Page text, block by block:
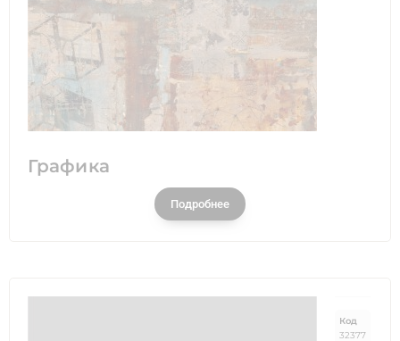
Графика
Подробнее
Код
32377